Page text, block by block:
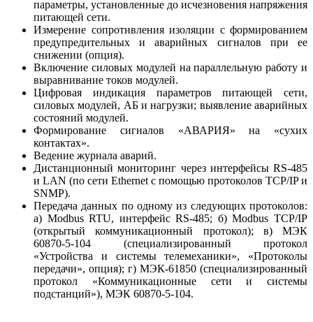
параметры, установленные до исчезновения напряжения
питающей сети.
Измерение сопротивления изоляции с формированием
предупредительных и аварийных сигналов при ее
снижении (опция).
Включение силовых модулей на параллельную работу и
выравнивание токов модулей.
Цифровая индикация параметров питающей сети,
силовых модулей, АБ и нагрузки; выявление аварийных
состояний модулей.
Формирование сигналов «АВАРИЯ» на «сухих
контактах».
Ведение журнала аварий.
Дистанционный мониторинг через интерфейсы RS-485
и LAN (по сети Ethernet с помощью протоколов TCP/IP и
SNMP).
Передача данных по одному из следующих протоколов:
а) Modbus RTU, интерфейс RS-485; б) Modbus TCP/IP
(открытый коммуникационный протокол); в) МЭК
60870-5-104 (специализированный протокол
«Устройства и системы телемеханики», «Протоколы
передачи», опция); г) МЭК-61850 (специализированный
протокол «Коммуникационные сети и системы
подстанций»), МЭК 60870-5-104.